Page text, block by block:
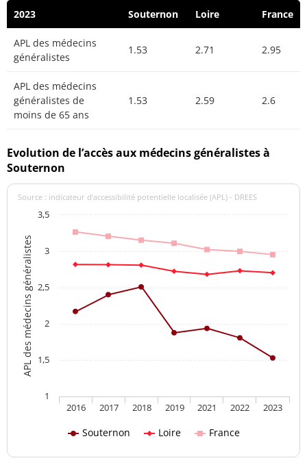
2023 Souternon Loire France
APL des médecins
généralistes
1.53 2.71 2.95
APL des médecins
généralistes de
moins de 65 ans
1.53 2.59 2.6
Evolution de l’accès aux médecins généralistes à
Souternon
APL des médecins généralistes
Source : indicateur d’accessibilité potentielle localisée (APL) - DREES
Souternon Loire France
2016 2017 2018 2019 2021 2022 2023
1
1,5
2
2,5
3
3,5